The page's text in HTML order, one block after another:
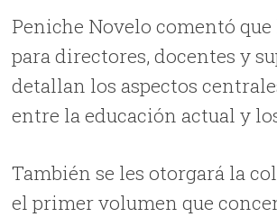
Peniche Novelo comentó
para directores, docentes y
detallan los aspectos
entre la educación actual y
También se les otorgará la
el primer volumen que